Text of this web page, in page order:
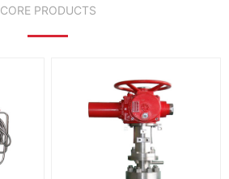
CORE PRODUCTS